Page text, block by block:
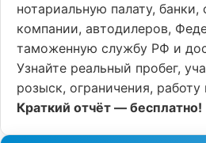
нотариальную палату, банки,
компании, автодилеров,
таможенную службу РФ и
Узнайте реальный пробег,
розыск, ограничения,
Краткий отчёт — бесплатно!